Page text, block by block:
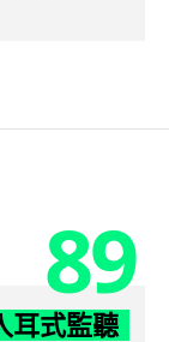
89
耳式監聽